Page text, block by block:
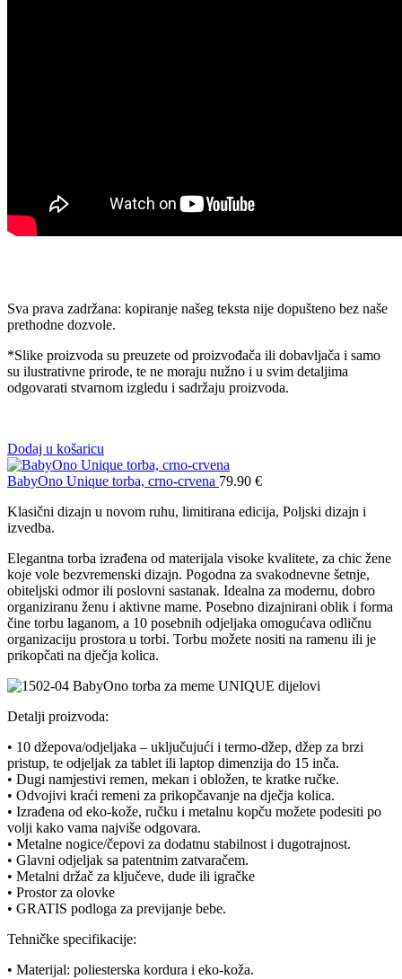
Sva prava zadržana: kopiranje našeg teksta nije dopušteno bez naše
prethodne dozvole.
*Slike proizvoda su preuzete od proizvođača ili dobavljača i samo
su ilustrativne prirode, te ne moraju nužno i u svim detaljima
odgovarati stvarnom izgledu i sadržaju proizvoda.
Dodaj u košaricu
BabyOno Unique torba, crno-crvena 79.90 €
Klasični dizajn u novom ruhu, limitirana edicija, Poljski dizajn i
izvedba.
Elegantna torba izrađena od materijala visoke kvalitete, za chic žene
koje vole bezvremenski dizajn. Pogodna za svakodnevne šetnje,
obiteljski odmor ili poslovni sastanak. Idealna za modernu, dobro
organiziranu ženu i aktivne mame. Posebno dizajnirani oblik i forma
čine torbu laganom, a 10 posebnih odjeljaka omogućava odličnu
organizaciju prostora u torbi. Torbu možete nositi na ramenu ili je
prikopčati na dječja kolica.
Detalji proizvoda:
• 10 džepova/odjeljaka – uključujući i termo-džep, džep za brzi
pristup, te odjeljak za tablet ili laptop dimenzija do 15 inča.
• Dugi namjestivi remen, mekan i obložen, te kratke ručke.
• Odvojivi kraći remeni za prikopčavanje na dječja kolica.
• Izrađena od eko-kože, ručku i metalnu kopču možete podesiti po
volji kako vama najviše odgovara.
• Metalne nogice/čepovi za dodatnu stabilnost i dugotrajnost.
• Glavni odjeljak sa patentnim zatvaračem.
• Metalni držač za ključeve, dude ili igračke
• Prostor za olovke
• GRATIS podloga za previjanje bebe.
Tehničke specifikacije:
• Materijal: poliesterska kordura i eko-koža.